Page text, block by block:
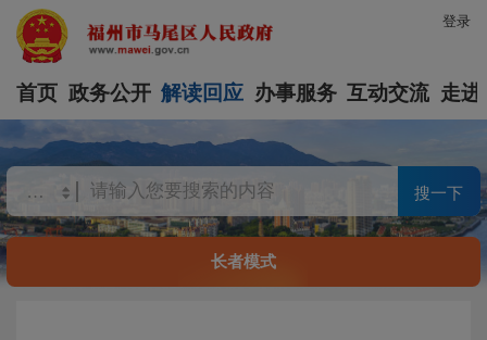
登录
首页 政务公开 解读回应 办事服务 互动交流 走进
搜一下
长者模式